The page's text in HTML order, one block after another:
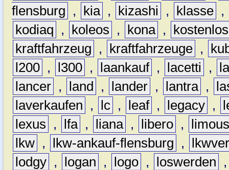
flensburg
, kia , kizashi , klasse ,
kodiaq
, koleos , kona ,
kostenlos
kraftfahrzeug
, kraftfahrzeuge ,
l200 , l300 , laankauf , lacetti ,
lancer , land , lander , lantra ,
laverkaufen
, lc , leaf , legacy ,
lexus
, lfa , liana , libero ,
lkw , lkw-ankauf-flensburg ,
lodgy , logan , logo , loswerden